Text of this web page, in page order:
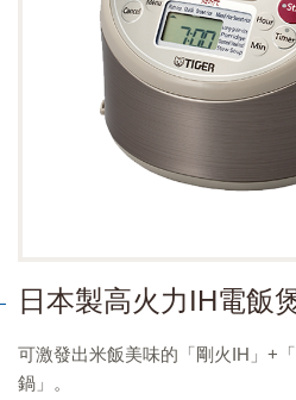
日本製高火力IH電飯
可激發出米飯美味的「剛火IH」+
鍋」。